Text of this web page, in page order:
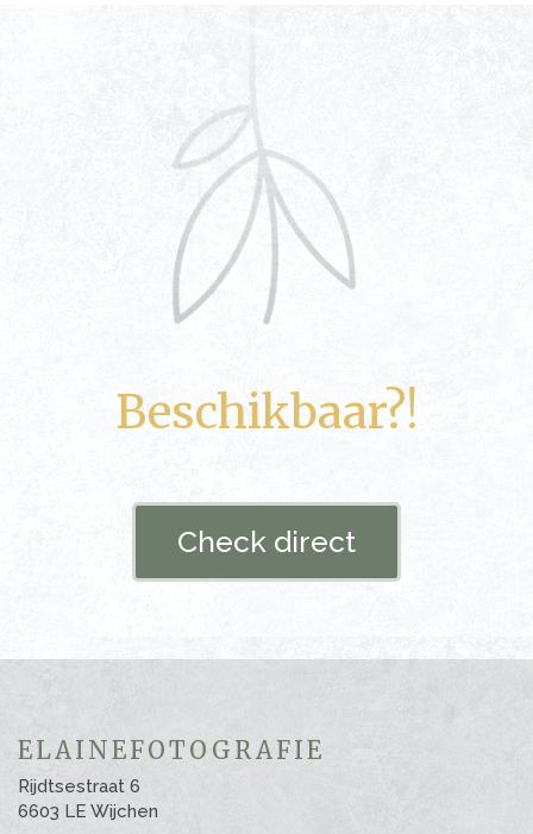
Beschikbaar?!
Check direct
ELAINEFOTOGRAFIE
Rijdtsestraat 6
6603 LE Wijchen